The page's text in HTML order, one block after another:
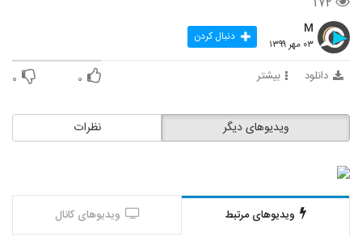
M
۰۳ مهر ۱۳۹۹ دنبال کردن
دانلود بیشتر ۰ ۰
نظرات ویدیوهای دیگر
ویدیوهای مرتبط ویدیوهای کانال